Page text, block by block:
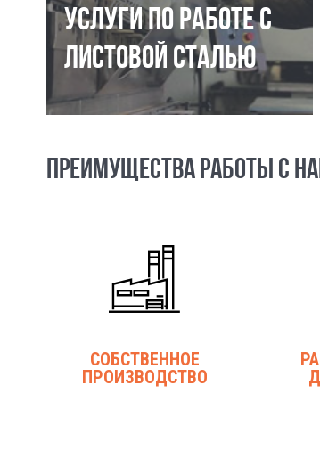
УСЛУГИ ПО РАБОТЕ С
ЛИСТОВОЙ СТАЛЬЮ
ПРЕИМУЩЕСТВА РАБОТЫ С
СОБСТВЕННОЕ
ПРОИЗВОДСТВО